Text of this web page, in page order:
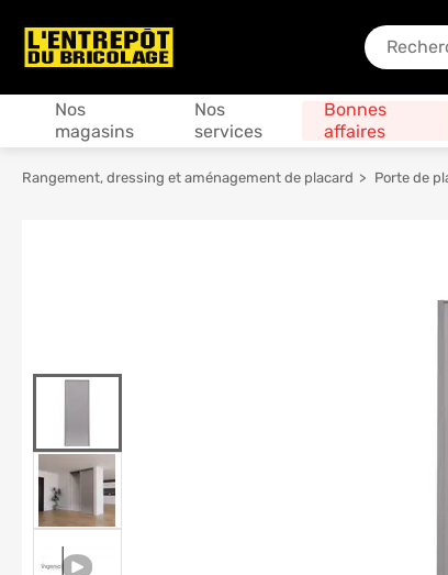
En quoi
Nos
magasins
Nos
services
Bonnes
affaires
Rangement, dressing et aménagement de placard Porte de